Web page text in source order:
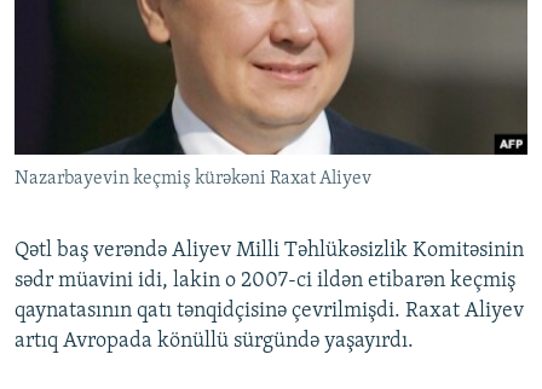
Nazarbayevin keçmiş kürəkəni Raxat Aliyev
Qətl baş verəndə Aliyev Milli Təhlükəsizlik Komitəsinin
sədr müavini idi, lakin o 2007-ci ildən etibarən keçmiş
qaynatasının qatı tənqidçisinə çevrilmişdi. Raxat Aliyev
artıq Avropada könüllü sürgündə yaşayırdı.